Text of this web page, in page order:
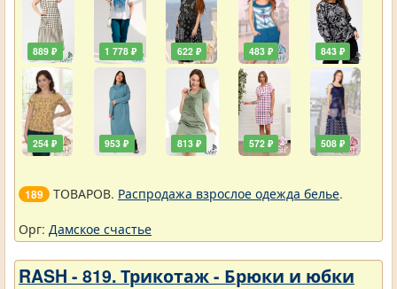
889 ₽
254 ₽
1 778 ₽
953 ₽
622 ₽
813 ₽
483 ₽
572 ₽
843 ₽
508 ₽
189 ТОВАРОВ. Распродажа взрослое одежда белье.
Орг: Дамское счастье
RASH - 819. Трикотаж - Брюки и юбки